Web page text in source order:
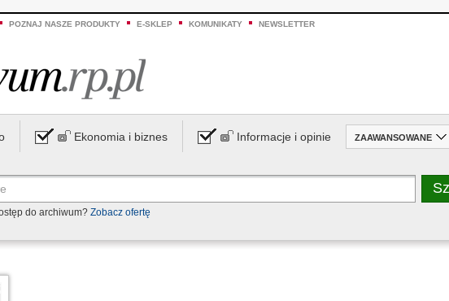
POZNAJ NASZE PRODUKTY E-SKLEP KOMUNIKATY NEWSLETTER
Ekonomia i biznes Informacje i opinie ZAAWANSOWANE
do archiwum? Zobacz ofertę